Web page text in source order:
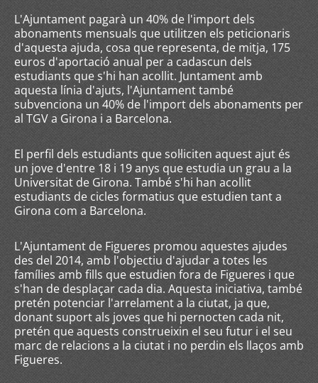
L'Ajuntament pagarà un 40% de l'import dels
abonaments mensuals que utilitzen els peticionaris
d'aquesta ajuda, cosa que representa, de mitja, 175
euros d'aportació anual per a cadascun dels
estudiants que s'hi han acollit. Juntament amb
aquesta línia d'ajuts, l'Ajuntament també
subvenciona un 40% de l'import dels abonaments per
al TGV a Girona i a Barcelona.
El perfil dels estudiants que sol·liciten aquest ajut és
un jove d'entre 18 i 19 anys que estudia un grau a la
Universitat de Girona. També s'hi han acollit
estudiants de cicles formatius que estudien tant a
Girona com a Barcelona.
L'Ajuntament de Figueres promou aquestes ajudes
des del 2014, amb l'objectiu d'ajudar a totes les
famílies amb fills que estudien fora de Figueres i que
s'han de desplaçar cada dia. Aquesta iniciativa, també
pretén potenciar l'arrelament a la ciutat, ja que,
donant suport als joves que hi pernocten cada nit,
pretén que aquests construeixin el seu futur i el seu
marc de relacions a la ciutat i no perdin els llaços amb
Figueres.